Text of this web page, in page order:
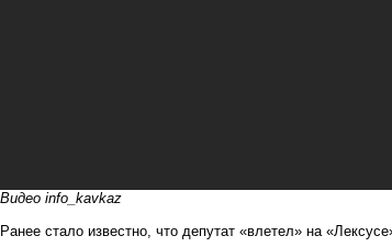
Видео info_kavkaz
Ранее стало известно, что депутат «влетел» на